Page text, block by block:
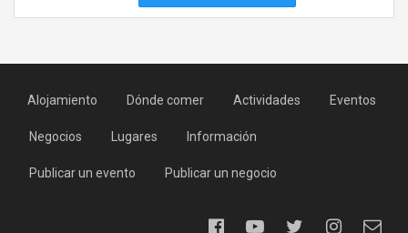
Alojamiento Dónde comer Actividades Eventos
Negocios Lugares Información
Publicar un evento Publicar un negocio